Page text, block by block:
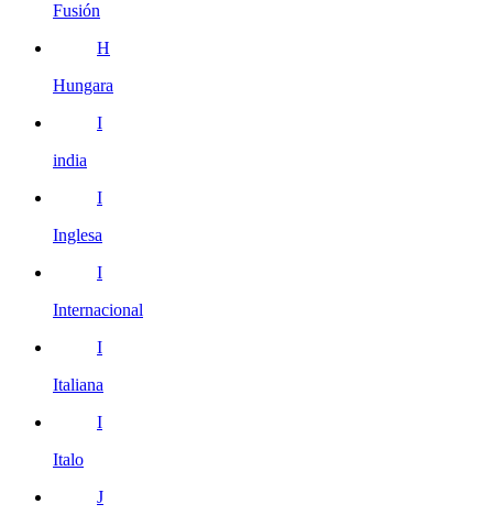
Fusión
H
Hungara
I
india
I
Inglesa
I
Internacional
I
Italiana
I
Italo
J